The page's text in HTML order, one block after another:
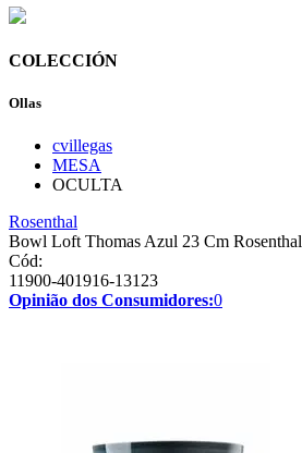
COLECCIÓN
Ollas
cvillegas
MESA
OCULTA
Rosenthal
Bowl Loft Thomas Azul 23 Cm Rosenthal
Cód:
11900-401916-13123
Opinião dos Consumidores:0